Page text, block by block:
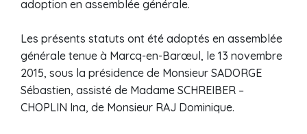
adoption en assemblée générale.
Les présents statuts ont été adoptés en assemblée
générale tenue à Marcq-en-Barœul, le 13 novembre
2015, sous la présidence de Monsieur SADORGE
Sébastien, assisté de Madame SCHREIBER –
CHOPLIN Ina, de Monsieur RAJ Dominique.